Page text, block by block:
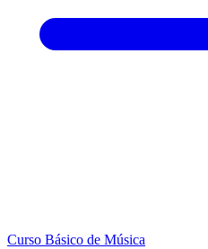
Curso Básico de Música